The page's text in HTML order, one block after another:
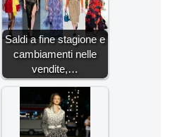
Saldi a fine stagione e
cambiamenti nelle
vendite,…